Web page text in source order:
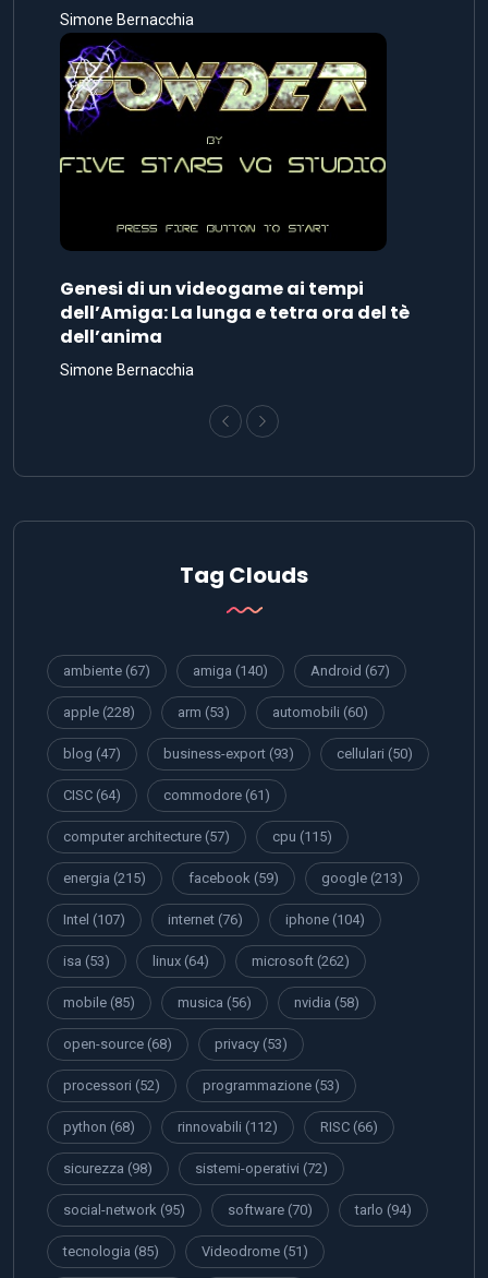
Simone Bernacchia
Genesi di un videogame ai tempi
dell’Amiga: La lunga e tetra ora del tè
dell’anima
Simone Bernacchia
Tag Clouds
ambiente (67) amiga (140) Android (67)
apple (228) arm (53) automobili (60)
blog (47) business-export (93) cellulari (50)
CISC (64) commodore (61)
computer architecture (57) cpu (115)
energia (215) facebook (59) google (213)
Intel (107) internet (76) iphone (104)
isa (53) linux (64) microsoft (262)
mobile (85) musica (56) nvidia (58)
open-source (68) privacy (53)
processori (52) programmazione (53)
python (68) rinnovabili (112) RISC (66)
sicurezza (98) sistemi-operativi (72)
social-network (95) software (70) tarlo (94)
tecnologia (85) Videodrome (51)